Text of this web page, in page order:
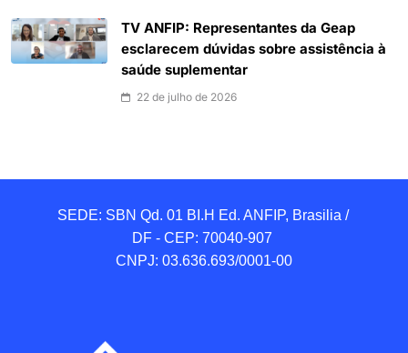
TV ANFIP: Representantes da Geap
esclarecem dúvidas sobre assistência à
saúde suplementar
22 de julho de 2026
SEDE: SBN Qd. 01 BI.H Ed. ANFIP, Brasilia /
DF - CEP: 70040-907
CNPJ: 03.636.693/0001-00